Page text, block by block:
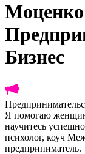
Бизнес
Я помогаю
научитесь
психолог, коуч
предприниматель.